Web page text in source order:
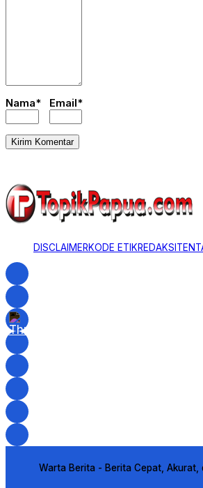
Nama* Email*
DISCLAIMERKODE ETIKREDAKSI
Warta Berita - Berita Cepat, Akurat,